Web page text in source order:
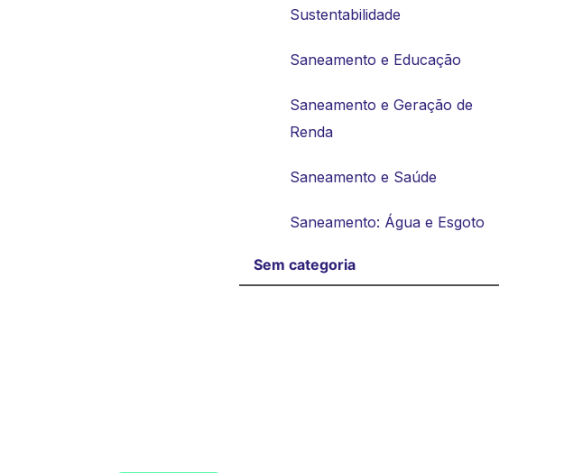
Sustentabilidade
Saneamento e Educação
Saneamento e Geração de
Renda
Saneamento e Saúde
Saneamento: Água e Esgoto
Sem categoria